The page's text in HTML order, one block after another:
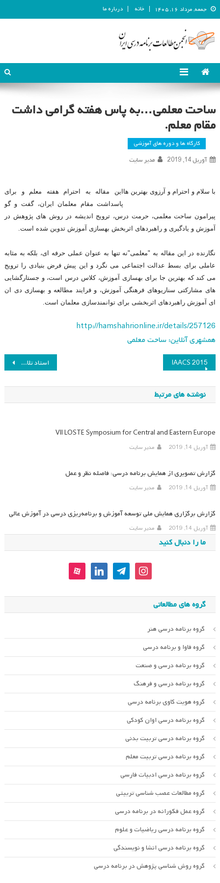
جمعه, مرداد ۱۶, ۱۴۰۵ خانه درباره ما
انجمن مطالعات برنامه درسی ایران
ساحت معلمی…به پاس هفته گرامی داشت
مقام معلم.
کارگاه ها و دوره های آموزشی
آوریل 14, 2019 مدیر سایت
با سلام و احترام و آرزوی بهترین هااین مقاله به احترام هفته معلم و برای
پاسداشت مقام معلمان ایران، گفت و گو
پیرامون ساحت معلمی، حرمت درس، ترویج اندیشه در روش های پژوهش در
آموزش و یادگیری و راهبردهای اثربخش بهسازی آموزش تدوین شده است.
نگارنده در این مقاله به "معلمی"نه تنها به عنوان عملی حرفه ای، بلکه به مثابه
عاملی برای بسط عدالت اجتماعی می نگرد و این پیش فرض بنیادی را ترویج
می کند که بهترین جا برای بهسازی آموزش، کلاس درس است، و جستارگشایی
های مشارکتی سناریوهای فرهنگی آموزش، و فرایند مطالعه و بهسازی دی ان
ای آموزش راهبردهای اثربخشی برای توانمندسازی معلمان است.
http://hamshahrionline.ir/details/257126
همشهری آنلاین: ساحت معلمی
راهبری
نوشته
استاد تلاشگر خانم دکتر رضوان حکیم زاده IAACS 2015
نوشته های مرتبط
VII LOSTE Symposium for Central and Eastern Europe
آوریل 14, 2019 مدیر سایت
گزارش تصویری از همایش برنامه درسی: فاصله نظر و عمل
آوریل 14, 2019 مدیر سایت
گزارش برگزاری همایش ملی توسعه آموزش و برنامه‌ریزی درسی در آموزش عالی
آوریل 14, 2019 مدیر سایت
ما را دنبال کنید
instagram
telegram
linkedin
aparat
گروه های مطالعاتی
گروه برنامه درسی هنر
گروه فاوا و برنامه درسی
گروه برنامه درسی و صنعت
گروه برنامه درسی و فرهنگ
گروه هویت کاوی برنامه درسی
گروه برنامه درسی اوان کودکی
گروه برنامه درسی تربیت بدنی
گروه برنامه درسی تربیت معلم
گروه برنامه درسی ادبیات فارسی
گروه مطالعات عصب شناسی تربیتی
گروه عمل فکورانه در برنامه درسی
گروه برنامه درسی ریاضیات و علوم
گروه برنامه درسی انشا و نویسندگی
گروه روش شناسی پژوهش در برنامه درسی